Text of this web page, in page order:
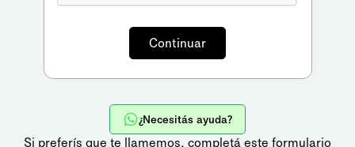
¿Necesitás ayuda?
Si preferís que te llamemos, completá este formulario